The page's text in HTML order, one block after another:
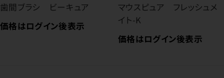
歯間ブラシ ビーキュア
価格はログイン後表示
マウスピュア フレッシュメ
イト-K
価格はログイン後表示